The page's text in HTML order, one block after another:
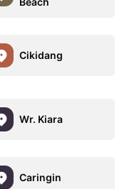
Cikidang
Wr. Kiara
Caringin